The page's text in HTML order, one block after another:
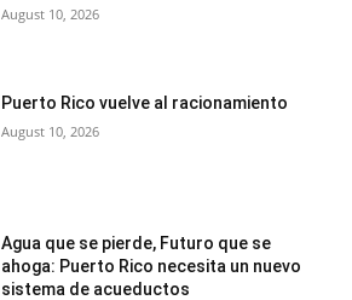
August 10, 2026
Puerto Rico vuelve al racionamiento
August 10, 2026
Agua que se pierde, Futuro que se
ahoga: Puerto Rico necesita un nuevo
sistema de acueductos